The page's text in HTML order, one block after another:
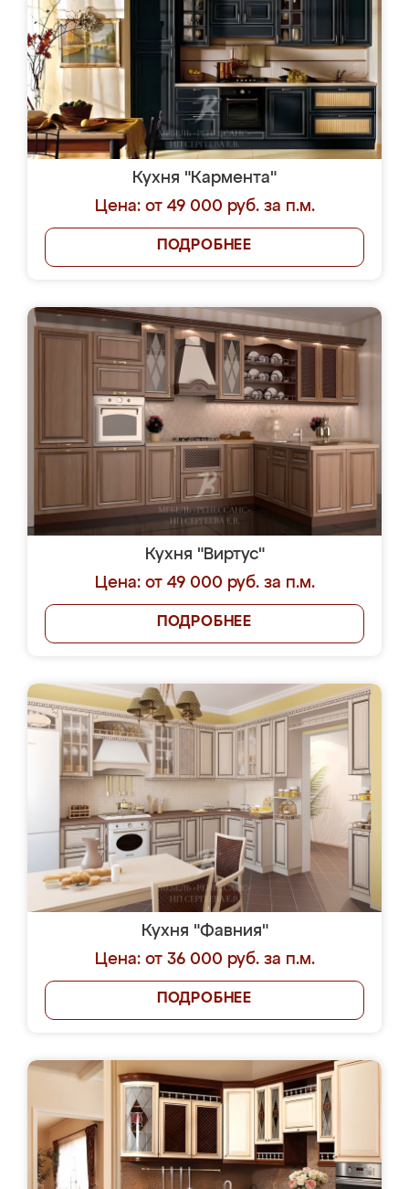
Кухня "Кармента"
Цена: от 49 000 руб. за п.м.
ПОДРОБНЕЕ
Кухня "Виртус"
Цена: от 49 000 руб. за п.м.
ПОДРОБНЕЕ
Кухня "Фавния"
Цена: от 36 000 руб. за п.м.
ПОДРОБНЕЕ